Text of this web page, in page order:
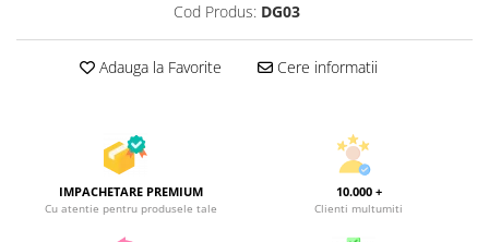
Cod Produs: DG03
Adauga la Favorite Cere informatii
IMPACHETARE PREMIUM
Cu atentie pentru produsele tale
10.000 +
Clienti multumiti